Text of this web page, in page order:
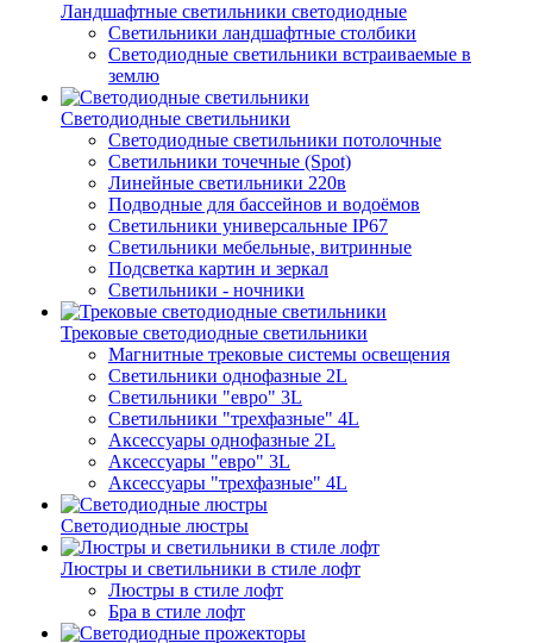
Ландшафтные светильники светодиодные
Светильники ландшафтные столбики
Светодиодные светильники встраиваемые в
землю
Светодиодные светильники
Светодиодные светильники потолочные
Светильники точечные (Spot)
Линейные светильники 220в
Подводные для бассейнов и водоёмов
Светильники универсальные IP67
Светильники мебельные, витринные
Подсветка картин и зеркал
Светильники - ночники
Трековые светодиодные светильники
Магнитные трековые системы освещения
Светильники однофазные 2L
Светильники "евро" 3L
Светильники "трехфазные" 4L
Аксессуары однофазные 2L
Аксессуары "евро" 3L
Аксессуары "трехфазные" 4L
Светодиодные люстры
Люстры и светильники в стиле лофт
Люстры в стиле лофт
Бра в стиле лофт